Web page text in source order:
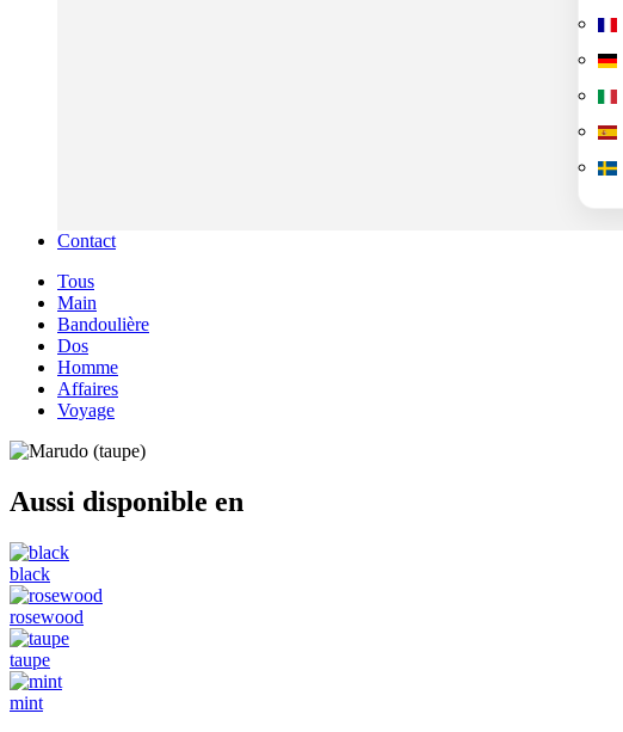
Contact
Tous
Main
Bandoulière
Dos
Homme
Affaires
Voyage
Aussi disponible en
black
rosewood
taupe
mint